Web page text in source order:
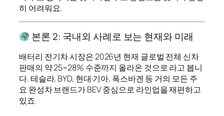
히 어려워요.
본론 2: 국내외 사례로 보는 현재와 미래
배터리 전기차 시장은 2026년 현재 글로벌 전체 신차
판매의 약 25~28% 수준까지 올라온 것으로 라고 봅니
다. 테슬라, BYD, 현대·기아, 폭스바겐 등 거의 모든 주
요 완성차 브랜드가 BEV 중심으로 라인업을 재편하고
있죠.